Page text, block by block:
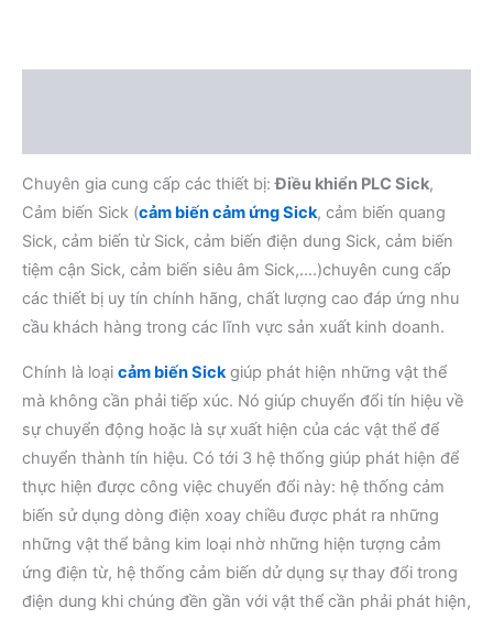
Chuyên gia cung cấp các thiết bị:Điều khiển PLC Sick,
Cảm biến Sick (cảm biến cảm ứng Sick, cảm biến quang
Sick, cảm biến từ Sick, cảm biến điện dung Sick, cảm biến
tiệm cận Sick, cảm biến siêu âm Sick,….)chuyên cung cấp
các thiết bị uy tín chính hãng, chất lượng cao đáp ứng nhu
cầu khách hàng trong các lĩnh vực sản xuất kinh doanh.
Chính là loại cảm biến Sickgiúp phát hiện những vật thể
mà không cần phải tiếp xúc. Nó giúp chuyển đổi tín hiệu về
sự chuyển động hoặc là sự xuất hiện của các vật thể để
chuyển thành tín hiệu. Có tới 3 hệ thống giúp phát hiện để
thực hiện được công việc chuyển đổi này: hệ thống cảm
biến sử dụng dòng điện xoay chiều được phát ra những
những vật thể bằng kim loại nhờ những hiện tượng cảm
ứng điện từ, hệ thống cảm biến dử dụng sự thay đổi trong
điện dung khi chúng đền gần với vật thể cần phải phát hiện,